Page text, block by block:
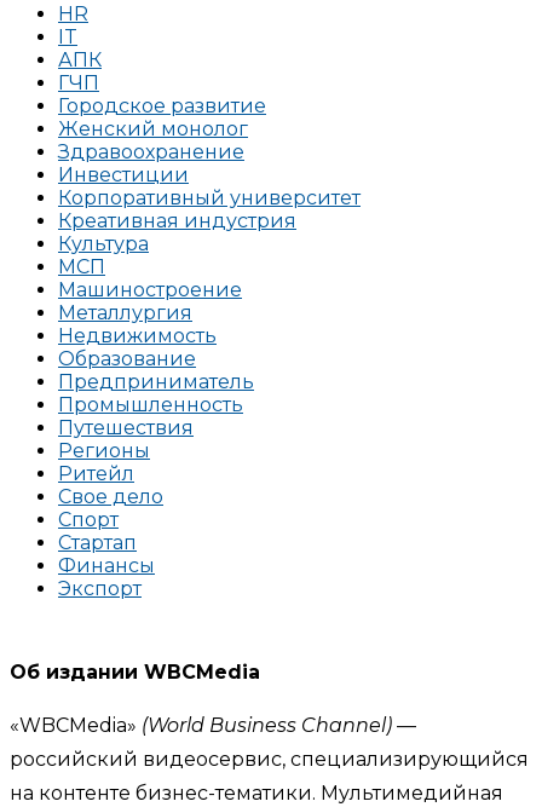
HR
IT
АПК
ГЧП
Городское развитие
Женский монолог
Здравоохранение
Инвестиции
Корпоративный университет
Креативная индустрия
Культура
МСП
Машиностроение
Металлургия
Недвижимость
Образование
Предприниматель
Промышленность
Путешествия
Регионы
Ритейл
Свое дело
Спорт
Стартап
Финансы
Экспорт
Об издании WBCMedia
«WBCMedia» (World Business Channel) —
российский видеосервис, специализирующийся
на контенте бизнес-тематики. Мультимедийная